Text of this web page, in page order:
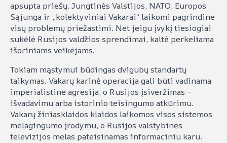
apsupta priešų. Jungtinės Valstijos, NATO, Europos
Sąjunga ir „kolektyviniai Vakarai“ laikomi pagrindine
visų problemų priežastimi. Net jeigu įvykį tiesiogiai
sukėlė Rusijos valdžios sprendimai, kaltė perkeliama
išoriniams veikėjams.
Tokiam mąstymui būdingas dvigubų standartų
taikymas. Vakarų karinė operacija gali būti vadinama
imperialistine agresija, o Rusijos įsiveržimas –
išvadavimu arba istorinio teisingumo atkūrimu.
Vakarų žiniasklaidos klaidos laikomos visos sistemos
melagingumo įrodymu, o Rusijos valstybinės
televizijos melas pateisinamas informaciniu karu.